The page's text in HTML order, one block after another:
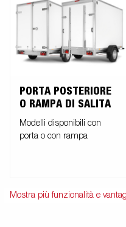
e possono mostrare
PORTA POSTERIORE
O RAMPA DI SALITA
Modelli disponibili con
porta o con rampa
Mostra più funzionalità e